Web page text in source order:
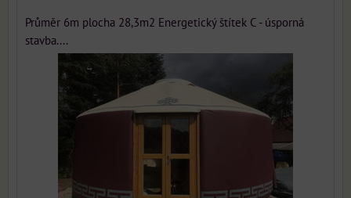
Průměr 6m plocha 28,3m2 Energetický štítek C - úsporná
stavba....